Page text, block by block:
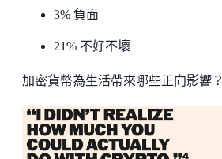
3% 負面
21% 不好不壞
加密貨幣為生活帶來哪些正向影響？